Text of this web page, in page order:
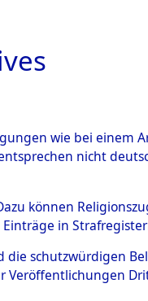
wie bei einem
nicht
können
in
die schutzwürdigen
Veröffentlichungen